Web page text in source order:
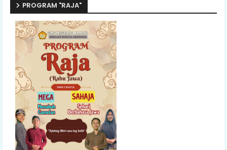
PROGRAM "RAJA"